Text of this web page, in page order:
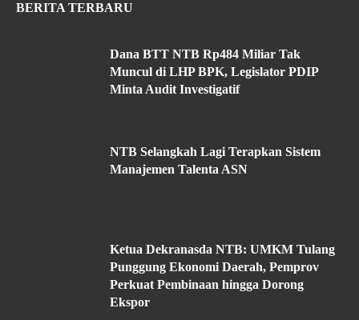
BERITA TERBARU
Dana BTT NTB Rp484 Miliar Tak
Muncul di LHP BPK, Legislator PDIP
Minta Audit Investigatif
NTB Selangkah Lagi Terapkan Sistem
Manajemen Talenta ASN
Ketua Dekranasda NTB: UMKM Tulang
Punggung Ekonomi Daerah, Pemprov
Perkuat Pembinaan hingga Dorong
Ekspor